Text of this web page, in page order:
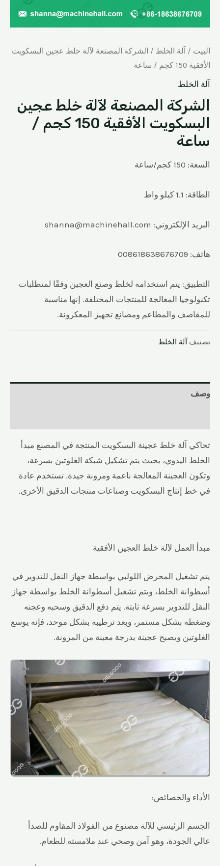
البيت / آلة الخلط / الشركة المصنعة لآلة خلط عجين البسكويت
الأفقية 150 كجم / ساعة
آلة الخلط
الشركة المصنعة لآلة خلط عجين
البسكويت الأفقية 150 كجم /
ساعة
السعة: 150 كجم/ساعة
الطاقة: 1.1 كيلو واط
البريد الإلكتروني: shanna@machinehall.com
هاتف: 008618638676709
التطبيق: يتم استخدامه لخلط وصنع العجين وفقًا لمتطلبات
تكنولوجيا المعالجة للمنتجات المختلفة. إنها مناسبة
للمقاصف والمطاعم ومصانع تجهيز المعكرونة.
تصنيف آلة الخلط
وصف
تحاكي آلة خلط عجينة البسكويت المنتجة في المصنع مبدأ
الخلط اليدوي، بحيث يتم تشكيل شبكة الغلوتين بسرعة،
وتكون العجينة المعالجة ناعمة ومرونة جيدة. تستخدم عادة
في خط إنتاج البسكويت وصناعات منتجات الدقيق الأخرى.
مبدأ العمل لآلة خلط العجين الأفقية
يتم تشغيل المحرض اللولبي بواسطة جهاز النقل للتدوير في
أسطوانة الخلط، ويتم تشغيل أسطوانة الخلط بواسطة جهاز
النقل للتدوير بسرعة ثابتة. يتم دفع الدقيق وسحبه وعجنه
وضغطه بشكل مستمر، وبعد ترطيبه بشكل موحد، فإنه يوسع
الغلوتين ويصبح عجينة بدرجة معينة من المرونة.
الأداء والخصائص:
الجسم الرئيسي للآلة مصنوع من الفولاذ المقاوم للصدأ
عالي الجودة، وهو آمن وصحي عند ملامسته للطعام.